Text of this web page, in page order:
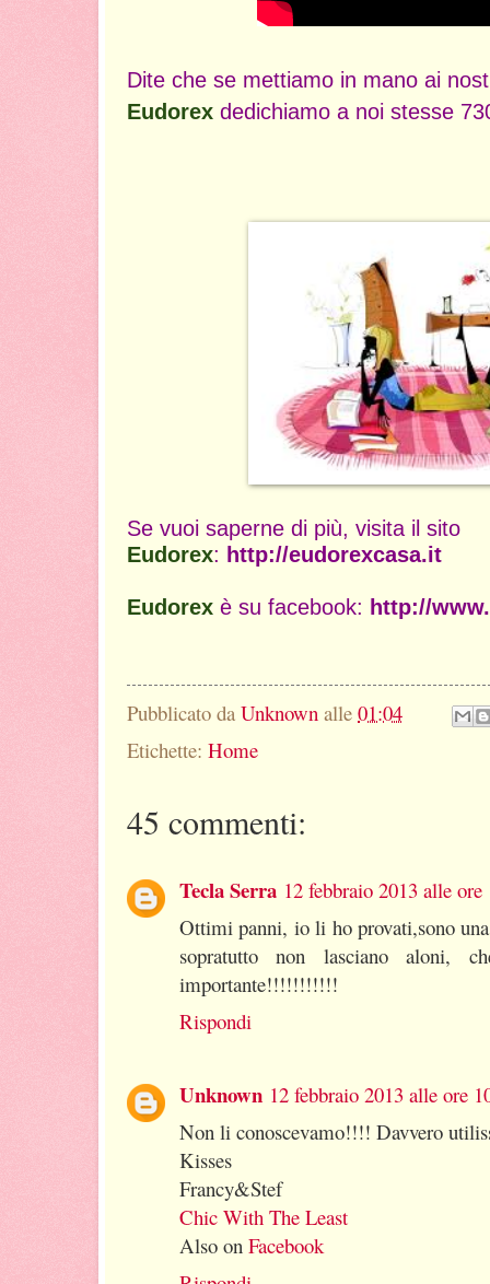
Dite che se mettiamo in mano ai
Eudorex dedichiamo a noi stesse
Se vuoi saperne di più, visita il sito
Eudorex: http://eudorexcasa.it
Eudorex è su facebook: http://
Pubblicato da Unknown alle 01:04
Etichette: Home
45 commenti:
Tecla Serra 12 febbraio 2013 alle ore
Ottimi panni, io li ho provati,sono
sopratutto non lasciano
importante!!!!!!!!!!!
Rispondi
Unknown 12 febbraio 2013 alle ore
Non li conoscevamo!!!! Davvero
Kisses
Francy&Stef
Chic With The Least
Also on Facebook